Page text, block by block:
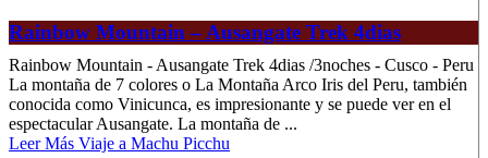
Rainbow Mountain – Ausangate Trek 4dias
Rainbow Mountain - Ausangate Trek 4dias /3noches - Cusco - Peru
La montaña de 7 colores o La Montaña Arco Iris del Peru, también
conocida como Vinicunca, es impresionante y se puede ver en el
espectacular Ausangate. La montaña de ...
Leer Más Viaje a Machu Picchu